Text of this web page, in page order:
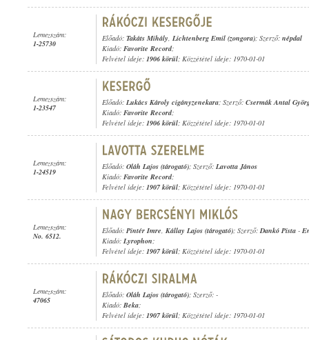
Lemezszám:
1-25730
Előadó: Takáts Mihály, Lichtenberg Emil (zongora); Szerző: népdal
Kiadó: Favorite Record;
Felvétel ideje: 1906 körül; Közzététel ideje: 1970-01-01
Lemezszám:
1-23547
Előadó: Lukács Károly cigányzenekara; Szerző: Csermák Antal
Kiadó: Favorite Record;
Felvétel ideje: 1906 körül; Közzététel ideje: 1970-01-01
Lemezszám:
1-24519
Előadó: Oláh Lajos (tárogató); Szerző: Lavotta János
Kiadó: Favorite Record;
Felvétel ideje: 1907 körül; Közzététel ideje: 1970-01-01
Lemezszám:
No. 6512.
Előadó: Pintér Imre, Kállay Lajos (tárogató); Szerző:Dankó Pista -
Kiadó: Lyrophon;
Felvétel ideje: 1907 körül; Közzététel ideje: 1970-01-01
Lemezszám:
47065
Előadó: Oláh Lajos (tárogató); Szerző: -
Kiadó: Beka;
Felvétel ideje: 1907 körül; Közzététel ideje: 1970-01-01